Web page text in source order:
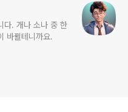
다. 개나 소나 중 한
바뀔테니까요.